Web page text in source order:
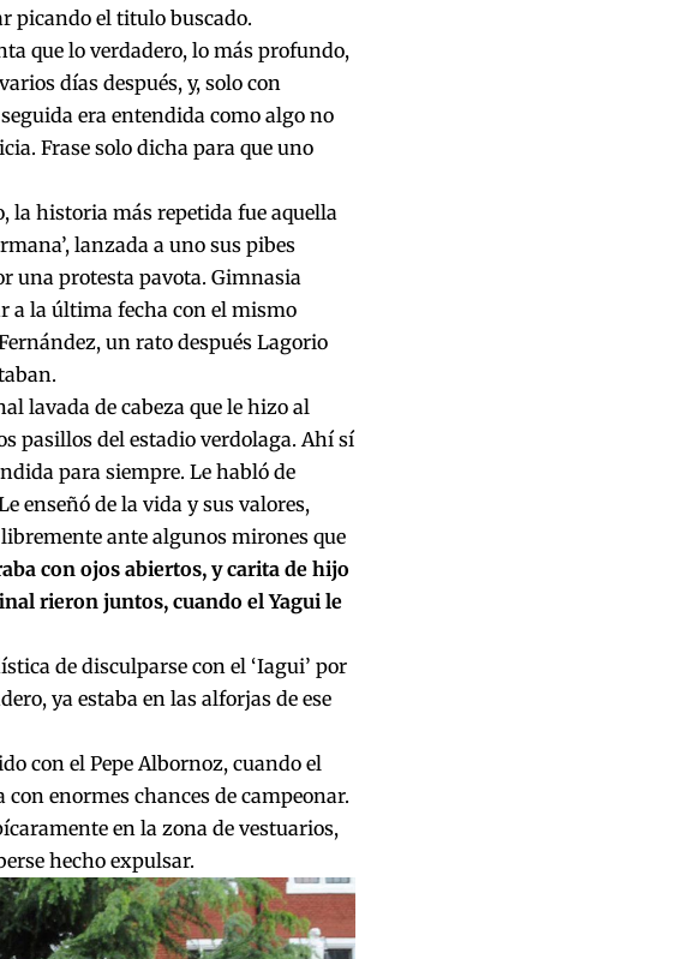
picando el titulo buscado.
que lo verdadero, lo más profundo,
días después, y, solo con
era entendida como algo no
Frase solo dicha para que uno
la historia más repetida fue aquella
lanzada a uno sus pibes
una protesta pavota. Gimnasia
a la última fecha con el mismo
un rato después Lagorio
lavada de cabeza que le hizo al
pasillos del estadio verdolaga. Ahí sí
para siempre. Le habló de
enseñó de la vida y sus valores,
ante algunos mirones que
con ojos abiertos, y carita de hijo
rieron juntos, cuando el Yagui le
de disculparse con el ‘Iagui’ por
ya estaba en las alforjas de ese
con el Pepe Albornoz, cuando el
enormes chances de campeonar.
en la zona de vestuarios,
hecho expulsar.